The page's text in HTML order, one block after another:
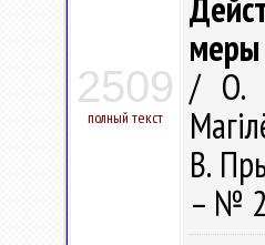
2509
полный текст
/ О.
B.
– №